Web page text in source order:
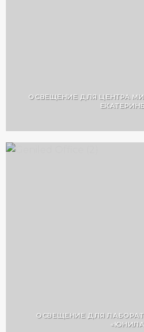
ОСВЕЩЕНИЕ ДЛЯ ЦЕНТРА
ОСВЕЩЕНИЕ ДЛЯ